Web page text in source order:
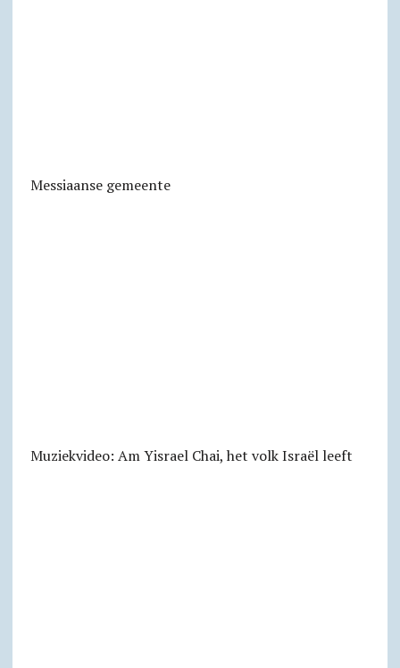
Messiaanse gemeente
Muziekvideo: Am Yisrael Chai, het volk Israël leeft